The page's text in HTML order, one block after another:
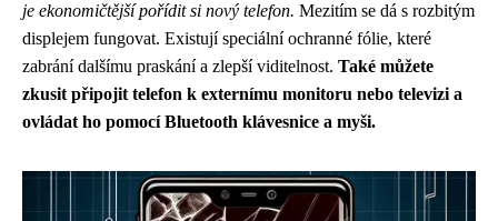
je ekonomičtější pořídit si nový telefon. Mezitím se dá s rozbitým
displejem fungovat. Existují speciální ochranné fólie, které
zabrání dalšímu praskání a zlepší viditelnost. Také můžete
zkusit připojit telefon k externímu monitoru nebo televizi a
ovládat ho pomocí Bluetooth klávesnice a myši.